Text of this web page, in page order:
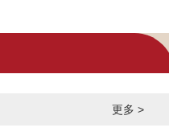
更多 >